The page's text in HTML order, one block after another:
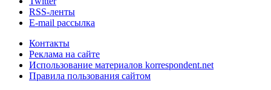
RSS-ленты
E-mail рассылка
Контакты
Реклама на сайте
Использование материалов korrespondent.net
Правила пользования сайтом